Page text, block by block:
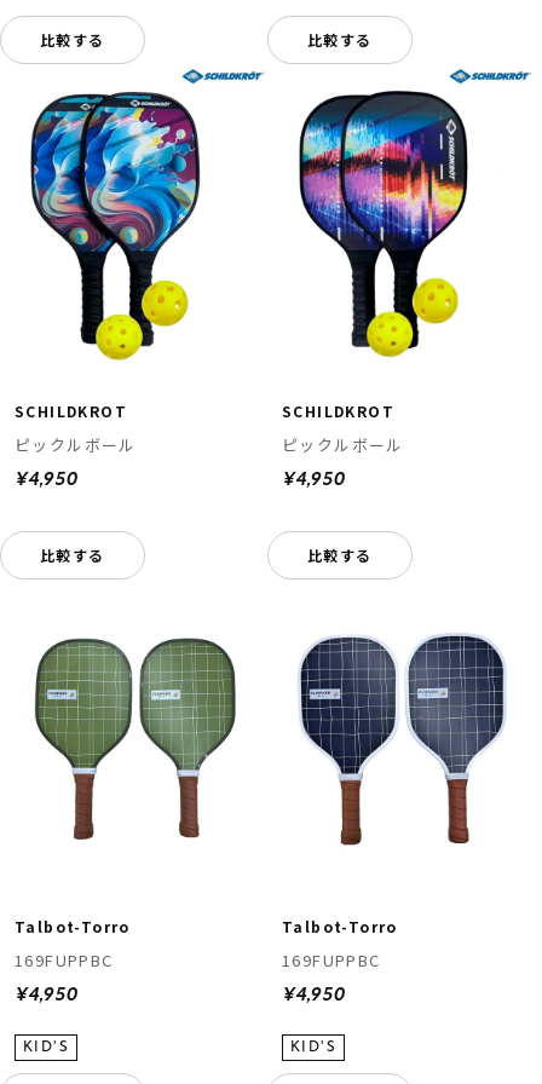
比較する 比較する
SCHILDKROT
ピックルボール
¥4,950
比較する
SCHILDKROT
ピックルボール
¥4,950
比較する
Talbot-Torro
169FUPPBC
¥4,950
Talbot-Torro
169FUPPBC
¥4,950